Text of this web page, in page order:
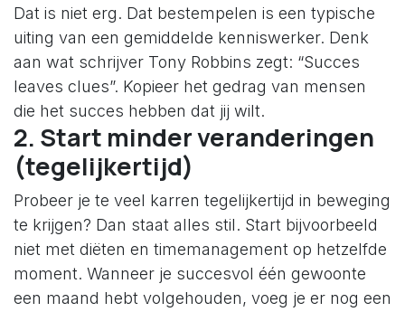
Dat is niet erg. Dat bestempelen is een typische
uiting van een gemiddelde kenniswerker. Denk
aan wat schrijver Tony Robbins zegt: “Succes
leaves clues”. Kopieer het gedrag van mensen
die het succes hebben dat jij wilt.
2. Start minder veranderingen
(tegelijkertijd)
Probeer je te veel karren tegelijkertijd in beweging
te krijgen? Dan staat alles stil. Start bijvoorbeeld
niet met diëten en timemanagement op hetzelfde
moment. Wanneer je succesvol één gewoonte
een maand hebt volgehouden, voeg je er nog een